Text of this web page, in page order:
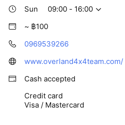
Sun
09:00 - 16:00
~ ฿100
0969539266
www.overland4x4team.com/
Cash accepted
Credit card
Visa / Mastercard